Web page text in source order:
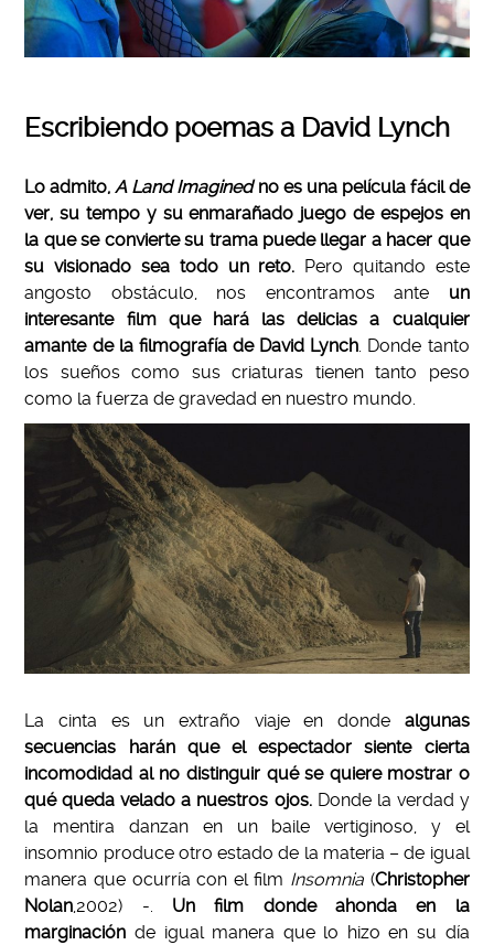
Escribiendo poemas a David Lynch
Lo admito,A Land Imaginedno es una película fácil de
ver, su tempo y su enmarañado juego de espejos en
la que se convierte su trama puede llegar a hacer que
su visionado sea todo un reto. Pero quitando este
angosto obstáculo, nos encontramos ante un
interesante film que hará las delicias a cualquier
amante de la filmografía de David Lynch. Donde tanto
los sueños como sus criaturas tienen tanto peso
como la fuerza de gravedad en nuestro mundo.
La cinta es un extraño viaje en donde algunas
secuencias harán que el espectador siente cierta
incomodidad al no distinguir qué se quiere mostrar o
qué queda velado a nuestros ojos.Donde la verdad y
la mentira danzan en un baile vertiginoso, y el
insomnio produce otro estado de la materia – de igual
manera que ocurría con el film Insomnia (Christopher
Nolan,2002) -. Un film donde ahonda en la
marginación de igual manera que lo hizo en su día